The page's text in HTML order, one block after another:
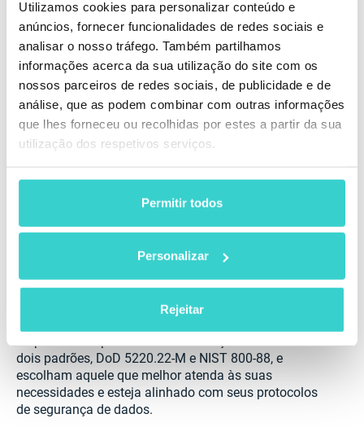
Utilizamos cookies para personalizar conteúdo e
anúncios, fornecer funcionalidades de redes sociais e
analisar o nosso tráfego. Também partilhamos
informações acerca da sua utilização do site com os
nossos parceiros de redes sociais, de publicidade e de
análise, que as podem combinar com outras informações
que lhes forneceu ou recolhidas por estes a partir da sua
utilização dos respetivos serviços.
Permitir todos
Personalizar
Rejeitar
As empresas devem buscar implementar esses
padrões selecionando fornecedores que atendam aos
requisitos do DoD e do NIST, garantindo a
conformidade adequada e a certificação.
No futuro, os padrões de apagamento de dados
continuarão a evoluir junto com os avanços
tecnológicos. A atualização e o aprimoramento
contínuos desses padrões são fundamentais para
garantir o apagamento seguro de dados, proteger
Manter-se informado sobre esses desenvolvimentos é
muito importante para as empresas manterem
efetivamente seus protocolos de segurança de dados.
usados, o NIST 800-88 ganhou preferência devido à
sua abordagem mais moderna e eficiente em relação
dois padrões, DoD 5220.22-M e NIST 800-88, e
escolham aquele que melhor atenda às suas
necessidades e esteja alinhado com seus protocolos
de segurança de dados.